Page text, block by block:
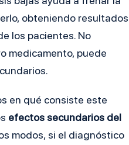
obteniendo resultados
los pacientes. No
medicamento, puede
en qué consiste este
efectos secundarios del
modos, si el diagnóstico